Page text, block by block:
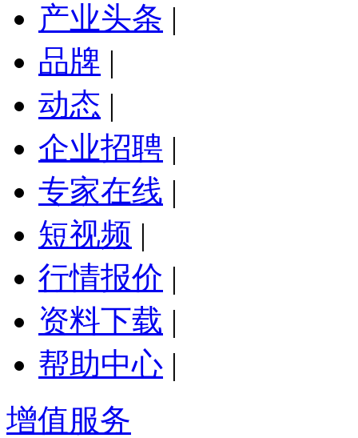
产业头条 |
品牌 |
动态 |
企业招聘 |
专家在线 |
短视频 |
行情报价 |
资料下载 |
帮助中心 |
增值服务